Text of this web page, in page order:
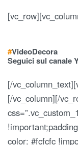
#VideoDecora
Seguici sul canale
[/
[/vc_column][/
color: #fcfcfc